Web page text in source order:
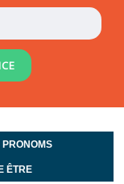
PRONOMS
ÊTRE